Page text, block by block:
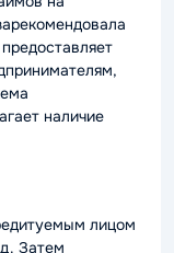
наличие
лицом
Затем